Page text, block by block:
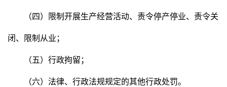
（四）限制开展生产经营活动、责令停产停业、责令关
闭、限制从业；
（五）行政拘留；
（六）法律、行政法规规定的其他行政处罚。